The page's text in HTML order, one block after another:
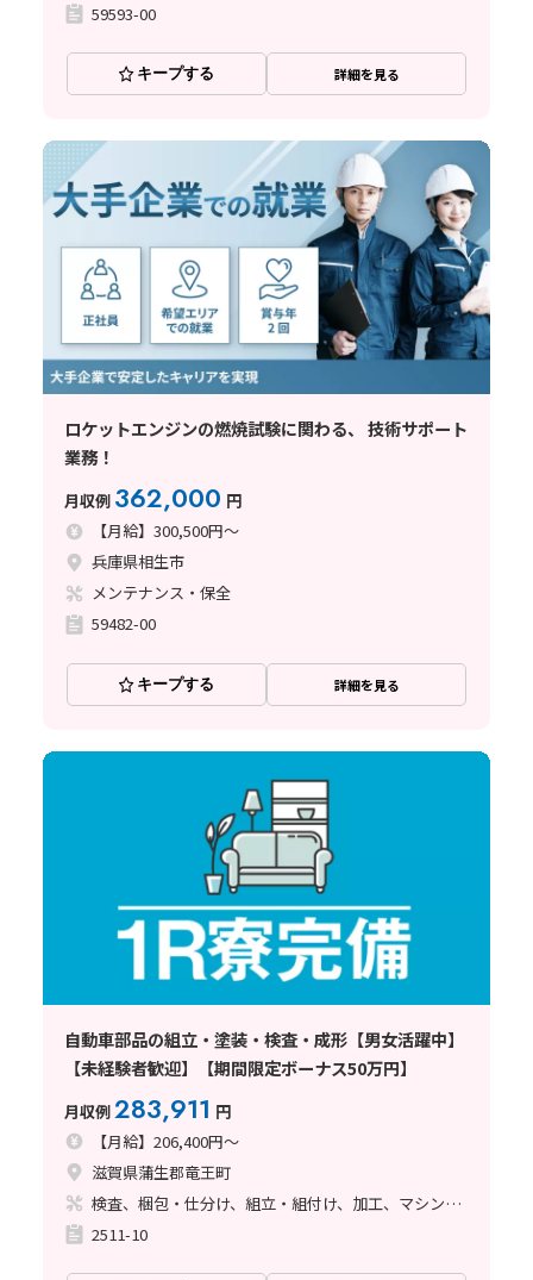
59593-00
キープする 詳細を見る
ロケットエンジンの燃焼試験に関わる、 技術サポート
業務！
月収例 362,000 円
【月給】300,500円～
兵庫県相生市
メンテナンス・保全
59482-00
キープする 詳細を見る
自動車部品の組立・塗装・検査・成形【男女活躍中】
【未経験者歓迎】【期間限定ボーナス50万円】
月収例283,911 円
【月給】206,400円～
滋賀県蒲生郡竜王町
検査、梱包・仕分け、組立・組付け、加工、マシンオペレーター、ライン作業、立ち作業、塗装、バリ取り
2511-10